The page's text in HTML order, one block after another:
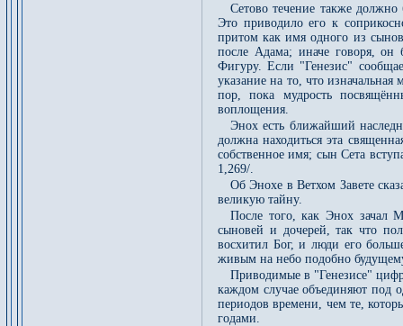
Сетово течение также
Это приводило его к
притом как имя одного из
после Адама; иначе говоря, он
Фигуру. Если "Генезис"
указание на то, что
пор, пока мудрость
воплощения.
Энох есть ближайший
должна находиться эта
собственное имя; сын Сета
1,269/.
Об Энохе в Ветхом Завете
великую тайну.
После того, как Энох зачал
сыновей и дочерей, так что
восхитил Бог, и люди его
живым на небо подобно
Приводимые в "Генезисе"
каждом случае объединяют под
периодов времени, чем те,
годами.